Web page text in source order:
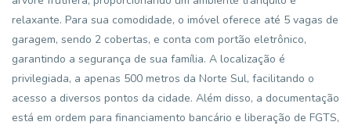
relaxante. Para sua comodidade, o imóvel oferece até 5 vagas de
garagem, sendo 2 cobertas, e conta com portão eletrônico,
garantindo a segurança de sua família. A localização é
privilegiada, a apenas 500 metros da Norte Sul, facilitando o
acesso a diversos pontos da cidade. Além disso, a documentação
está em ordem para financiamento bancário e liberação de FGTS,